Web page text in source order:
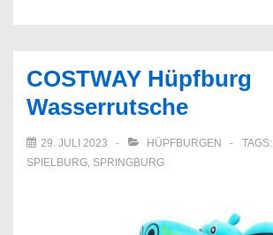
Wasserrutsche,
Kletterwand
und
Planschbecken
COSTWAY Hüpfburg
Wasserrutsche
29. JULI 2023 HÜPFBURGEN TAGS:
SPIELBURG, SPRINGBURG